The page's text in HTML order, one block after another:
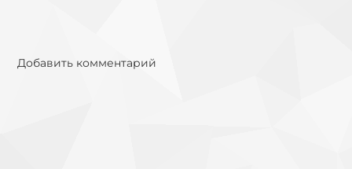
Добавить комментарий